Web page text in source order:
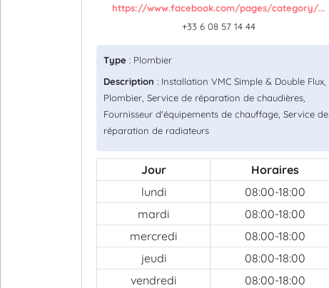
https://www.facebook.com/pages/category/...
+33 6 08 57 14 44
Type : Plombier
Description : Installation VMC Simple & Double Flux,
Plombier, Service de réparation de chaudières,
Fournisseur d'équipements de chauffage, Service de
réparation de radiateurs
Jour
Horaires
lundi
08:00-18:00
mardi
08:00-18:00
mercredi
08:00-18:00
jeudi
08:00-18:00
vendredi
08:00-18:00